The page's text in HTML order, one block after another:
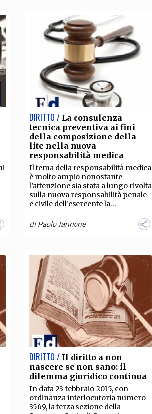
DIRITTO / La consulenza
tecnica preventiva ai fini
della composizione della
lite nella nuova
responsabilità medica
Il tema della responsabilità medica
è molto ampio nonostante
l’attenzione sia stata a lungo rivolta
sulla nuova responsabilità penale
e civile dell’esercente la...
diPaolo Iannone
DIRITTO / Il diritto a non
nascere se non sano: il
dilemma giuridico continua
In data 23 febbraio 2015, con
ordinanza interlocutoria numero
3569, la terza sezione della